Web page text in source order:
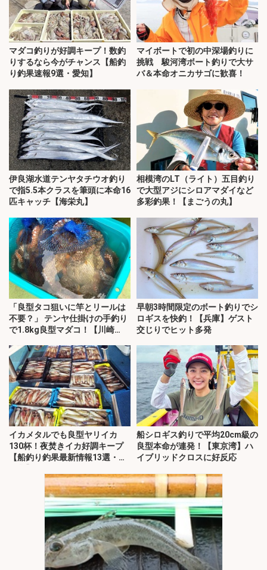
マダコ釣りが好調キープ！数釣
りするなら今がチャンス【船釣
り釣果速報9選・愛知】
マイボートで初の中深場釣りに
挑戦 駿河湾ボート釣りで大サ
バ＆本命オニカサゴに歓喜！
伊良湖水道テンヤタチウオ釣り
で指5.5本クラスを筆頭に本命16
匹キャッチ【海栄丸】
相模湾のLT（ライト）五目釣り
で大型アジにシロアマダイなど
多彩釣果！【まごうの丸】
「良型タコ狙いに竿とリールは
不要？」 テンヤ仕掛けの手釣り
で1.8kg良型マダコ！【川崎
早朝3時間限定のボート釣りでシ
ロギスを快釣！【兵庫】ゲスト
交じりでヒット多発
イカメタルでも良型ヤリイカ
130杯！夜焚きイカ好調キープ
【船釣り釣果最新情報13選・玄
船シロギス釣りで平均20cm級の
良型本命が連発！【東京湾】ハ
イブリッドクロスに好反応